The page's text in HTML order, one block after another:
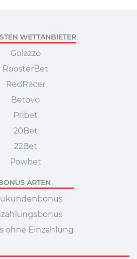
WETTANBIETER
Golazzo
RoosterBet
RedRacer
Betovo
Pribet
20Bet
22Bet
Powbet
ARTEN
ohne Einzahlung